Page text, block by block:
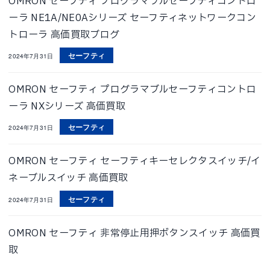
ーラ NE1A/NE0Aシリーズ セーフティネットワークコン
トローラ 高価買取ブログ
2024年7月31日 セーフティ
OMRON セーフティ プログラマブルセーフティコントロ
ーラ NXシリーズ 高価買取
2024年7月31日 セーフティ
OMRON セーフティ セーフティキーセレクタスイッチ/イ
ネーブルスイッチ 高価買取
2024年7月31日 セーフティ
OMRON セーフティ 非常停止用押ボタンスイッチ 高価買
取